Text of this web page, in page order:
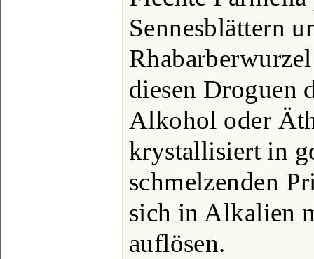
Sennesblättern
diesen Droguen
Alkohol oder
krystallisiert in
schmelzenden
sich in Alkalien
auflösen.